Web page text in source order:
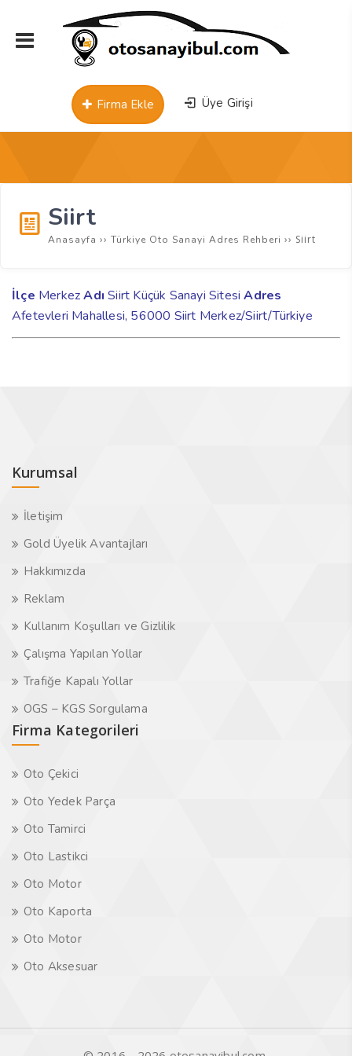
Üye Girişi
Firma Ekle
Siirt
Anasayfa ›› Türkiye Oto Sanayi Adres Rehberi ›› Siirt
İlçe MerkezAdıSiirt Küçük Sanayi SitesiAdres
Afetevleri Mahallesi, 56000 Siirt Merkez/Siirt/Türkiye
Kurumsal
İletişim
Gold Üyelik Avantajları
Hakkımızda
Reklam
Kullanım Koşulları ve Gizlilik
Çalışma Yapılan Yollar
Trafiğe Kapalı Yollar
OGS – KGS Sorgulama
Firma Kategorileri
Oto Çekici
Oto Yedek Parça
Oto Tamirci
Oto Lastikci
Oto Motor
Oto Kaporta
Oto Motor
Oto Aksesuar